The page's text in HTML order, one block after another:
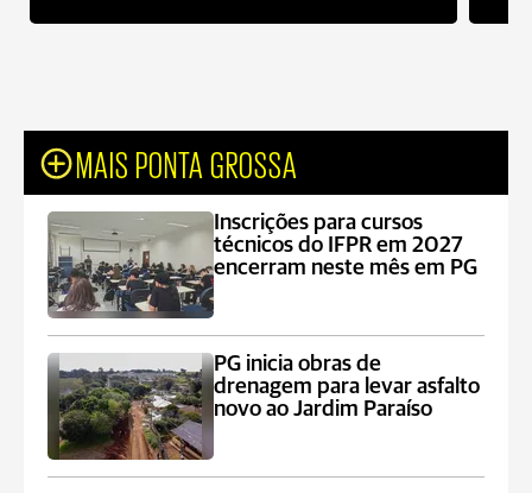
MAIS PONTA GROSSA
Inscrições para cursos
técnicos do IFPR em 2027
encerram neste mês em PG
PG inicia obras de
drenagem para levar asfalto
novo ao Jardim Paraíso